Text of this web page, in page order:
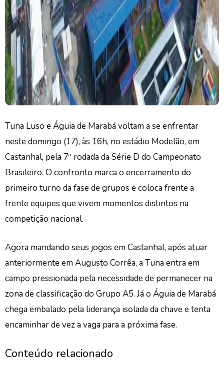
Tuna Luso e Águia de Marabá voltam a se enfrentar
neste domingo (17), às 16h, no estádio Modelão, em
Castanhal, pela 7ª rodada da Série D do Campeonato
Brasileiro. O confronto marca o encerramento do
primeiro turno da fase de grupos e coloca frente a
frente equipes que vivem momentos distintos na
competição nacional.
Agora mandando seus jogos em Castanhal, após atuar
anteriormente em Augusto Corrêa, a Tuna entra em
campo pressionada pela necessidade de permanecer na
zona de classificação do Grupo A5. Já o Águia de Marabá
chega embalado pela liderança isolada da chave e tenta
encaminhar de vez a vaga para a próxima fase.
Conteúdo relacionado